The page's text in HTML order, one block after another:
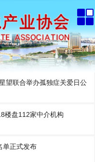
望联合举办孤独症关爱日公
楼盘112家中介机构
单正式发布